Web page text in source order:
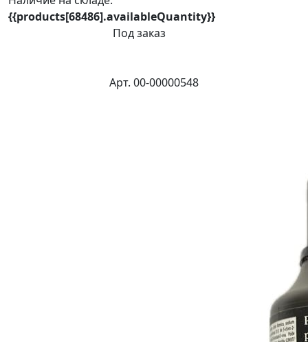
{{products[68486].availableQuantity}}
Под заказ
Арт. 00-00000548